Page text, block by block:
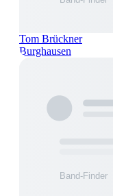
Tom Brückner
Burghausen